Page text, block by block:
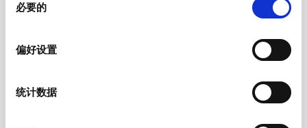
必要的
偏好设置
统计数据